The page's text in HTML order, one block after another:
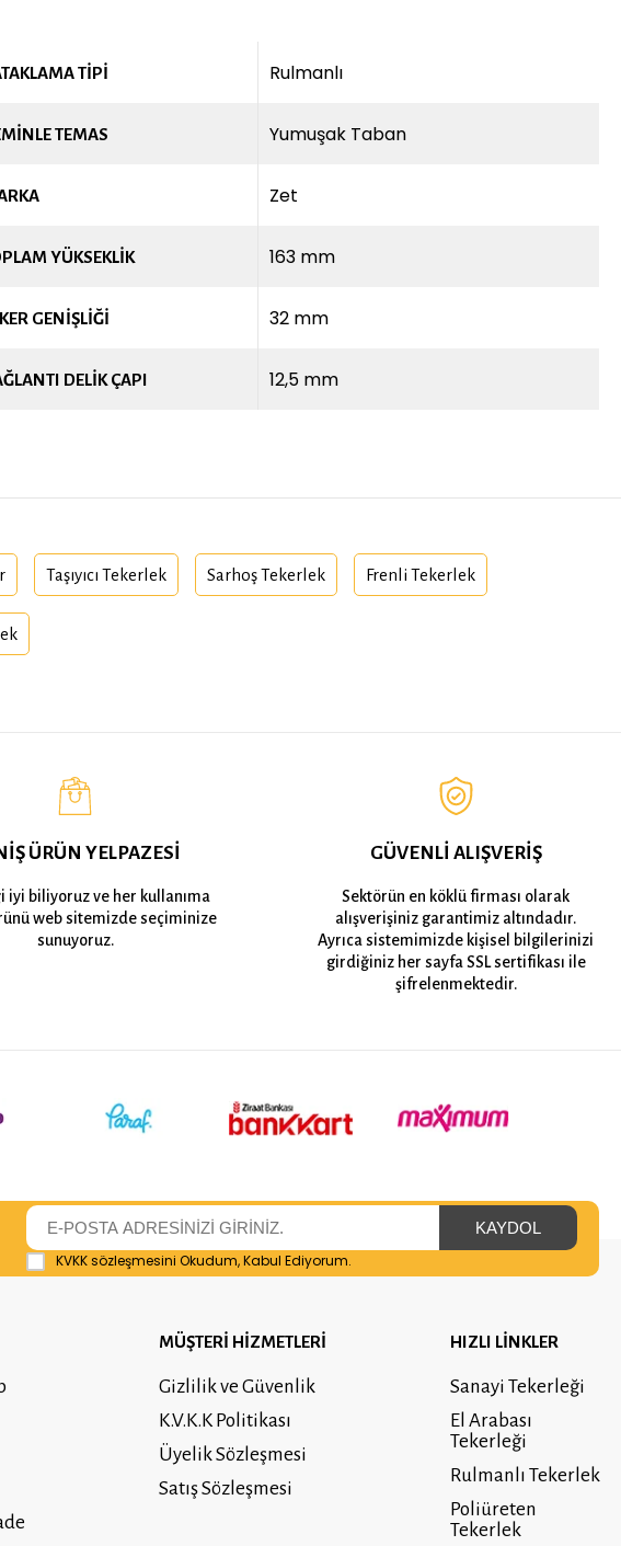
TIPI Rulmanlı
TEMAS Yumuşak Taban
Zet
YÜKSEKLIK 163 mm
GENIŞLIĞI 32 mm
DELIK ÇAPI 12,5 mm
Taşıyıcı Tekerlek Sarhoş Tekerlek Frenli Tekerlek
ÜRÜN YELPAZESİ
iyi biliyoruz ve her kullanıma
web sitemizde seçiminize
sunuyoruz.
GÜVENLİ ALIŞVERİŞ
Sektörün en köklü firması olarak
alışverişiniz garantimiz altındadır.
Ayrıca sistemimizde kişisel bilgilerinizi
girdiğiniz her sayfa SSL sertifikası ile
şifrelenmektedir.
KVKK sözleşmesini Okudum, Kabul Ediyorum.
MÜŞTERİ HİZMETLERİ
Gizlilik ve Güvenlik
K.V.K.K Politikası
Üyelik Sözleşmesi
Satış Sözleşmesi
HIZLI LİNKLER
Sanayi Tekerleği
El Arabası
Tekerleği
Rulmanlı Tekerlek
Poliüreten
Tekerlek